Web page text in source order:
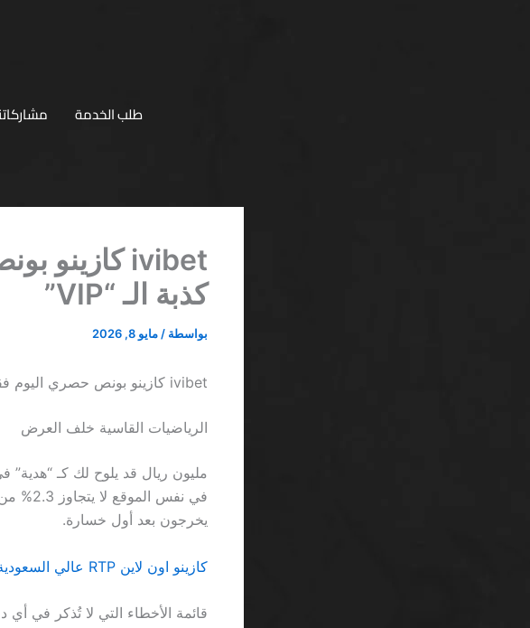
طلب الخدمة
كذبة الـ “VIP”
بواسطة / مايو 8, 2026
ivibet كازينو بونص حصري اليوم فقط SA يفضح كذبة الـ “VIP”
الرياضيات القاسية خلف العرض
مليون ريال قد يلوح لك كـ
يخرجون بعد أول خسارة.
كازينو اون لاين RTP عالي السعودية: عندما يلتقي الاحتمال بالواقع القاسي
قائمة الأخطاء التي لا تُذكر في أي